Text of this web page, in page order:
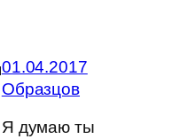
01.04.2017
Образцов
Я думаю ты